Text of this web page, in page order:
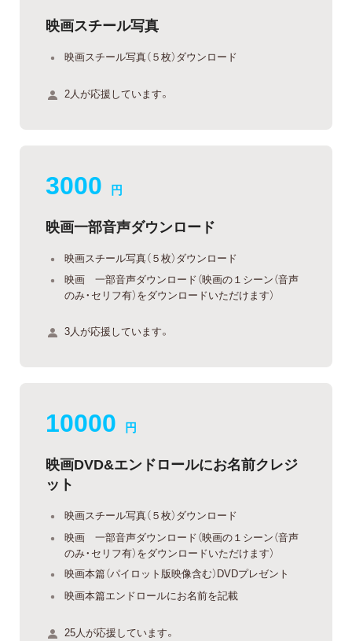
映画スチール写真
映画スチール写真（５枚）ダウンロード
2人が応援しています。
3000 円
映画一部音声ダウンロード
映画スチール写真（５枚）ダウンロード
映画 一部音声ダウンロード（映画の１シーン（音声
のみ・セリフ有）をダウンロードいただけます）
3人が応援しています。
10000 円
映画DVD&エンドロールにお名前クレジ
ット
映画スチール写真（５枚）ダウンロード
映画 一部音声ダウンロード（映画の１シーン（音声
のみ・セリフ有）をダウンロードいただけます）
映画本篇（パイロット版映像含む）DVDプレゼント
映画本篇エンドロールにお名前を記載
25人が応援しています。